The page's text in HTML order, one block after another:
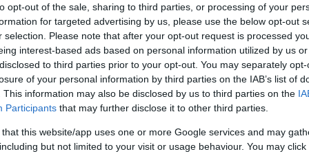
opt-out of the sale, sharing to third parties, or processing of your
for targeted advertising by us, please use the below opt-out
selection. Please note that after your opt-out request is processed
interest-based ads based on personal information utilized by us
to third parties prior to your opt-out. You may separately
of your personal information by third parties on the IAB’s list of
This information may also be disclosed by us to third parties on the
Participants that may further disclose it to other third parties.
that this website/app uses one or more Google services and may
but not limited to your visit or usage behaviour. You may
hits#sakisrouvas#gym
ήχος – Sfalagas1
δώσει έναν εντελώς νέο ορισμό στο fitness motivation.
όχι σε μακαρόνια με κιμά και μασάζ μετά από μια δύσκολη